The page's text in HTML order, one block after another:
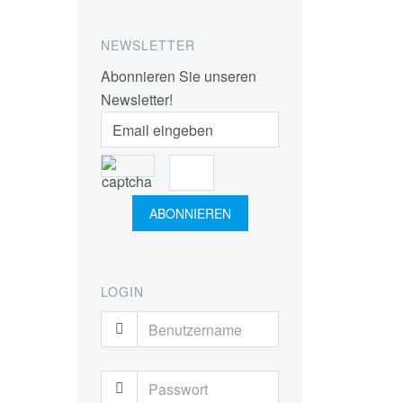
NEWSLETTER
Abonnieren Sie unseren
Newsletter!
LOGIN